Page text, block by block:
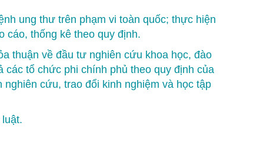
ung thư trên phạm vi toàn quốc; thực hiện
cáo, thống kê theo quy định.
thuận về đầu tư nghiên cứu khoa học, đào
tổ chức phi chính phủ theo quy định của
cứu, trao đổi kinh nghiệm và học tập